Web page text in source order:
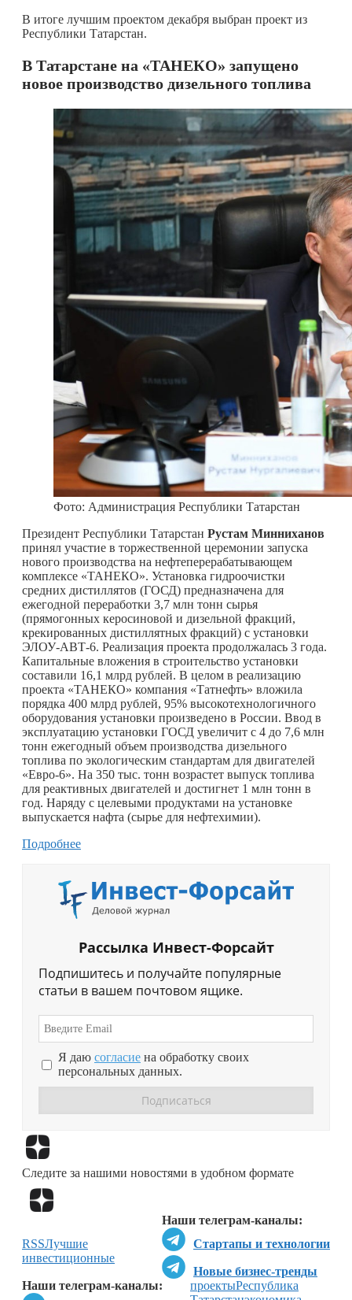
В итоге лучшим проектом декабря выбран проект из
Республики Татарстан.
В Татарстане на «ТАНЕКО» запущено
новое производство дизельного топлива
Фото: Администрация Республики Татарстан
Президент Республики Татарстан Рустам Минниханов
принял участие в торжественной церемонии запуска
нового производства на нефтеперерабатывающем
комплексе «ТАНЕКО». Установка гидроочистки
средних дистиллятов (ГОСД) предназначена для
ежегодной переработки 3,7 млн тонн сырья
(прямогонных керосиновой и дизельной фракций,
крекированных дистиллятных фракций) с установки
ЭЛОУ-АВТ-6. Реализация проекта продолжалась 3 года.
Капитальные вложения в строительство установки
составили 16,1 млрд рублей. В целом в реализацию
проекта «ТАНЕКО» компания «Татнефть» вложила
порядка 400 млрд рублей, 95% высокотехнологичного
оборудования установки произведено в России. Ввод в
эксплуатацию установки ГОСД увеличит с 4 до 7,6 млн
тонн ежегодный объем производства дизельного
топлива по экологическим стандартам для двигателей
«Евро-6». На 350 тыс. тонн возрастет выпуск топлива
для реактивных двигателей и достигнет 1 млн тонн в
год. Наряду с целевыми продуктами на установке
выпускается нафта (сырье для нефтехимии).
Подробнее
Рассылка Инвест-Форсайт
Подпишитесь и получайте популярные
статьи в вашем почтовом ящике.
Я даю согласие на обработку своих
персональных данных.
Следите за нашими новостями в удобном формате
Наши телеграм-каналы:
Стартапы и технологии
Новые бизнес-тренды
Наши телеграм-каналы:
RSSЛучшие
инвестиционные
проектыРеспублика